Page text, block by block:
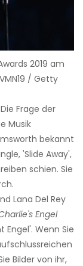
2019 am
/ Getty
Frage der
Musik
bekannt
'Slide Away',
schien. Sie
Lana Del Rey
Engel
Wenn Sie
Bilder von ihr,